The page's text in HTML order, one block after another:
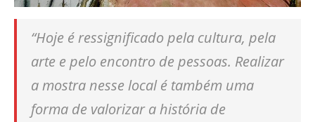
“Hoje é ressignificado pela cultura, pela
arte e pelo encontro de pessoas. Realizar
a mostra nesse local é também uma
forma de valorizar a história de